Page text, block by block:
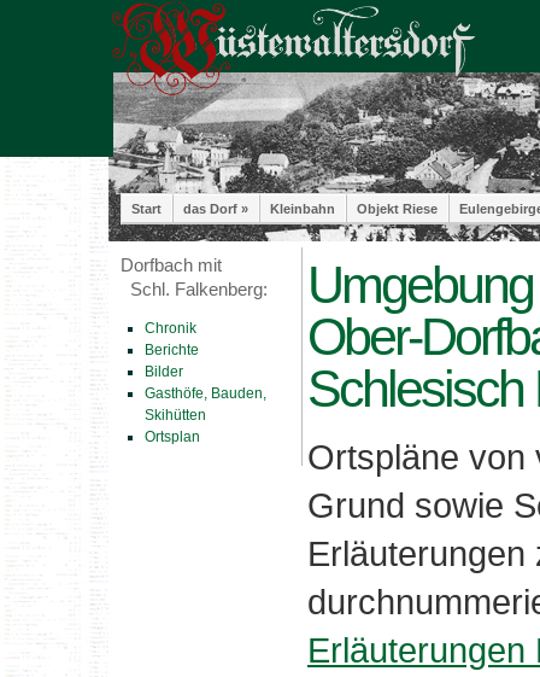
Start das Dorf » Kleinbahn Objekt Riese
Dorfbach mit
Schl. Falkenberg:
Chronik
Berichte
Bilder
Gasthöfe, Bauden,
Skihütten
Ortsplan
Ober-
Schlesisch
Ortspläne von
Grund sowie
Erläuterungen